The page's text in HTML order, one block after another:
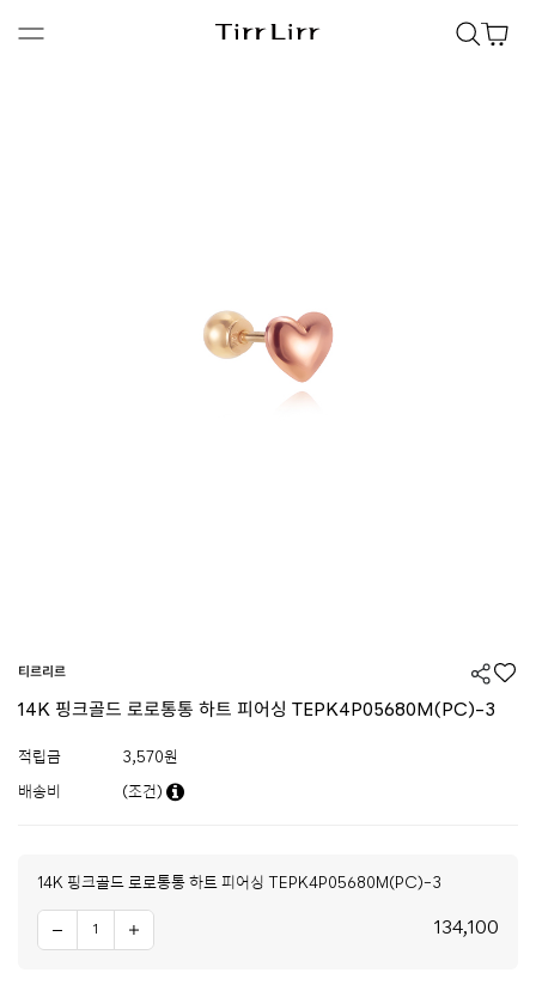
티르리르
14K 핑크골드 로로통통 하트 피어싱 TEPK4P05680M(PC)-3
적립금 3,570원
배송비 (조건)
14K 핑크골드 로로통통 하트 피어싱 TEPK4P05680M(PC)-3
134,100